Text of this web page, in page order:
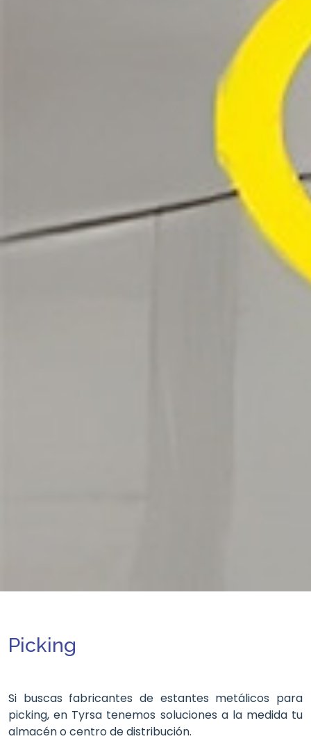
Picking
Si buscas fabricantes de estantes metálicos para
picking, en Tyrsa tenemos soluciones a la medida tu
almacén o centro de distribución.